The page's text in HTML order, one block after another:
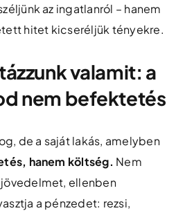
az ingatlanról – hanem
hitet kicseréljük tényekre.
valamit: a
nem befektetés
de a saját lakás, amelyben
hanem költség. Nem
ellenben
a pénzedet: rezsi,